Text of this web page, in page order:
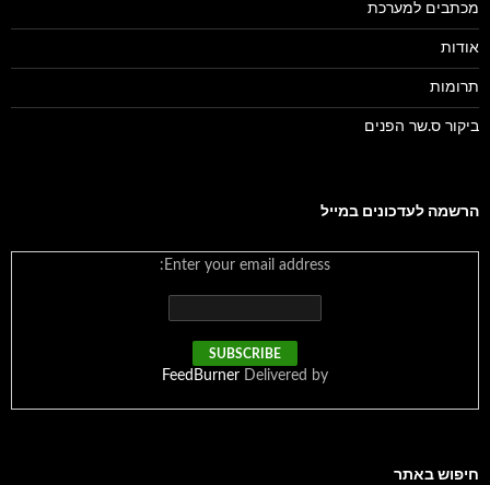
מכתבים למערכת
אודות
תרומות
ביקור ס.שר הפנים
הרשמה לעדכונים במייל
Enter your email address:
Delivered by
FeedBurner
חיפוש באתר